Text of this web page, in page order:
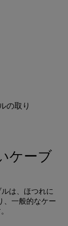
の取り
ケーブ
は、ほつれに
、一般的なケー